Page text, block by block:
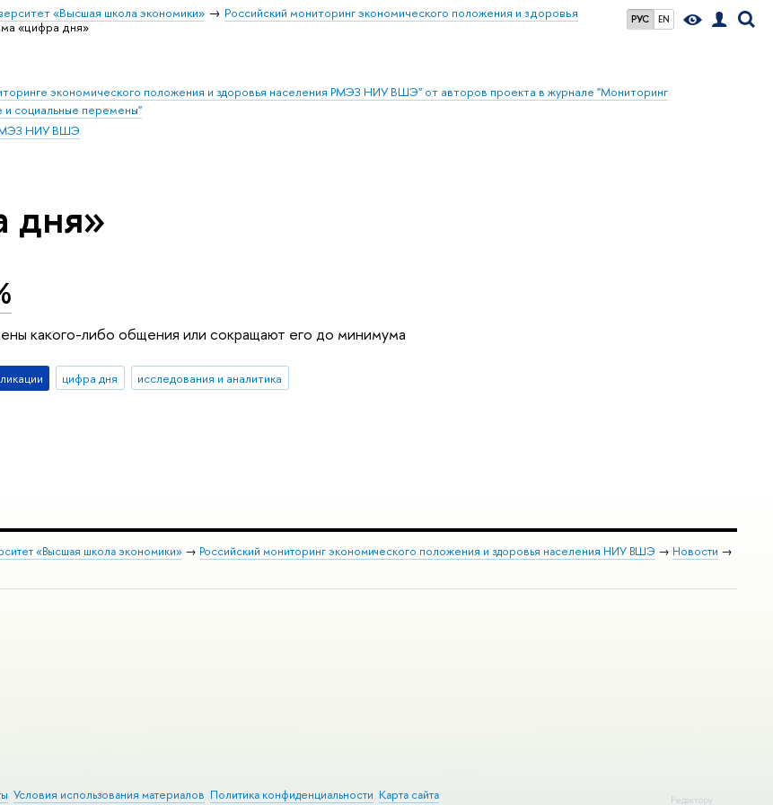
РУС EN
«Высшая школа экономики»
Российский мониторинг экономического положения и здоровья
«цифра дня»
экономического положения и здоровья населения РМЭЗ НИУ ВШЭ" от авторов проекта в журнале "Мониторинг
и социальные перемены"
НИУ ВШЭ
дня»
какого-либо общения или сокращают его до минимума
цифра дня исследования и аналитика
«Высшая школа экономики» → Российский мониторинг экономического положения и здоровья населения НИУ ВШЭ → Новости →
Редактору
Условия использования материалов Политика конфиденциальности Карта сайта